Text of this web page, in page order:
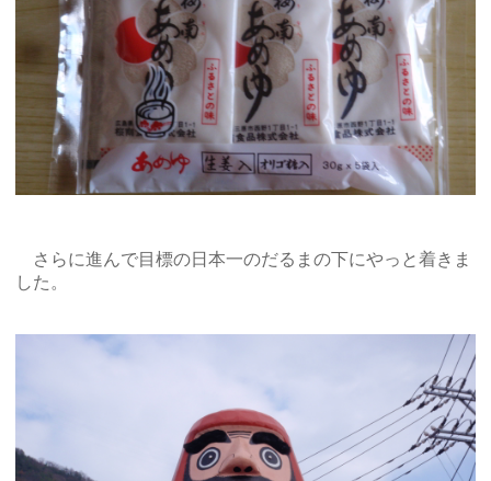
さらに進んで目標の日本一のだるまの下にやっと着きま
した。